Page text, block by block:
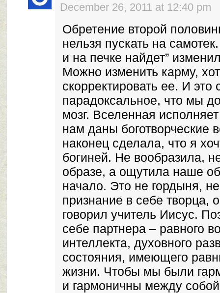
December 26, 2011 at 12:40 pm
Обретение второй
нельзя пускать на
и на печке найдет”
Можно изменить карму,
скорректировать ее. И это
парадоксальное, что мы
мозг. Вселенная
нам даны боготворческие
наконец сделала, что я
богиней. Не вообразила,
образе, а ощутила наше
начало. Это не гордыня,
признание в себе творца,
говорил учитель Иисус.
себе партнера – равного
интеллекта, духовного
состояния, имеющего
жизни. Чтобы мы были
и гармоничны между